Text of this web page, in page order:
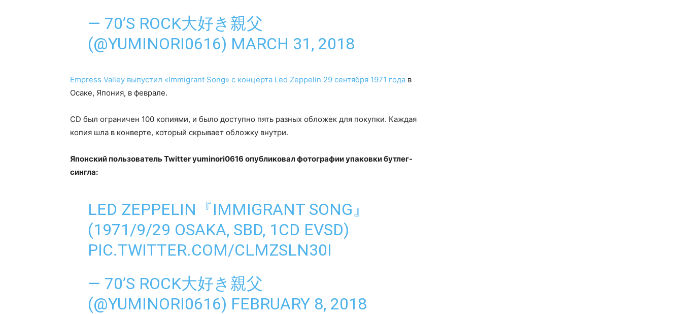
— 70’S ROCK大好き親父
(@YUMINORI0616) MARCH 31, 2018
Empress Valley выпустил «Immigrant Song» с концерта Led Zeppelin 29 сентября 1971 года в
Осаке, Япония, в феврале.
CD был ограничен 100 копиями, и было доступно пять разных обложек для покупки. Каждая
копия шла в конверте, который скрывает обложку внутри.
Японский пользователь Twitter yuminori0616 опубликовал фотографии упаковки бутлег-
сингла:
LED ZEPPELIN『IMMIGRANT SONG』
(1971/9/29 OSAKA, SBD, 1CD EVSD)
PIC.TWITTER.COM/CLMZSLN30I
— 70’S ROCK大好き親父
(@YUMINORI0616) FEBRUARY 8, 2018